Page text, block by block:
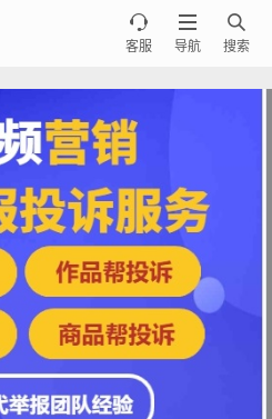

搜索

导航

客服